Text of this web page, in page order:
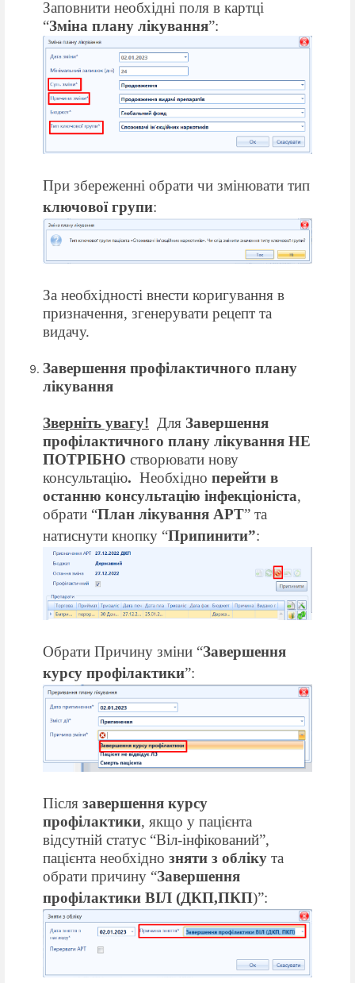
Заповнити необхідні поля в картці
“Зміна плану лікування”:
При збереженні обрати чи змінювати тип
ключової групи:
За необхідності внести коригування в
призначення, згенерувати рецепт та
видачу.
Завершення профілактичного плану
лікування
Зверніть увагу! Для Завершення
профілактичного плану лікування НЕ
ПОТРІБНО створювати нову
консультацію. Необхідно перейти в
останню консультацію інфекціоніста,
обрати “План лікування АРТ” та
натиснути кнопку “Припинити”:
Обрати Причину зміни “Завершення
курсу профілактики”:
Після завершення курсу
профілактики, якщо у пацієнта
відсутній статус “Віл-інфікований”,
пацієнта необхідно зняти з обліку та
обрати причину “Завершення
профілактики ВІЛ (ДКП,ПКП)”: